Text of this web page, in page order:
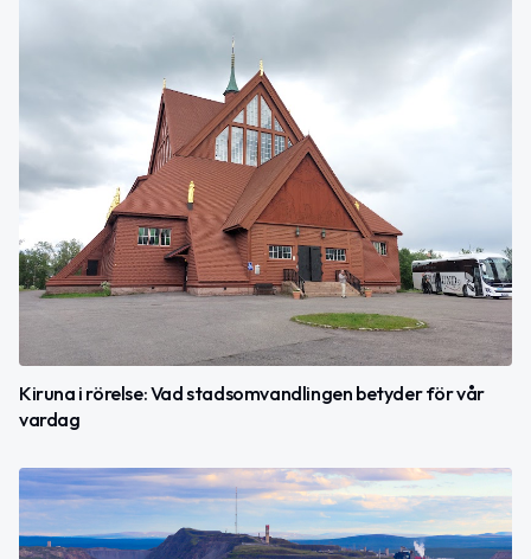
Kiruna i rörelse: Vad stadsomvandlingen betyder för vår
vardag